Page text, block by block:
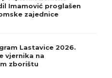
Imamović proglašen
zajednice
Lastavice 2026.
vjernika na
zborištu